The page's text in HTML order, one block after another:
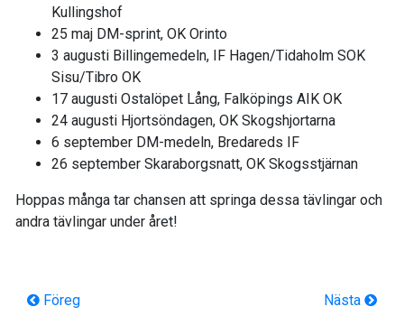
Kullingshof
25 maj DM-sprint, OK Orinto
3 augusti Billingemedeln, IF Hagen/Tidaholm SOK
Sisu/Tibro OK
17 augusti Ostalöpet Lång, Falköpings AIK OK
24 augusti Hjortsöndagen, OK Skogshjortarna
6 september DM-medeln, Bredareds IF
26 september Skaraborgsnatt, OK Skogsstjärnan
Hoppas många tar chansen att springa dessa tävlingar och
andra tävlingar under året!
Föreg Nästa